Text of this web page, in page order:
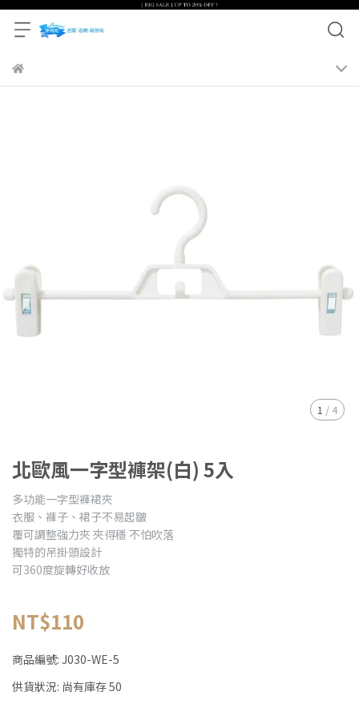
1 / 4
北歐風一字型褲架(白) 5入
多功能一字型褲裙夾
衣服、褲子、裙子不易起皺
覆可調整強力夾 夾得穩 不怕吹落
獨特的吊掛頭設計
可360度旋轉好收放
NT$110
商品編號: J030-WE-5
供貨狀況: 尚有庫存 50